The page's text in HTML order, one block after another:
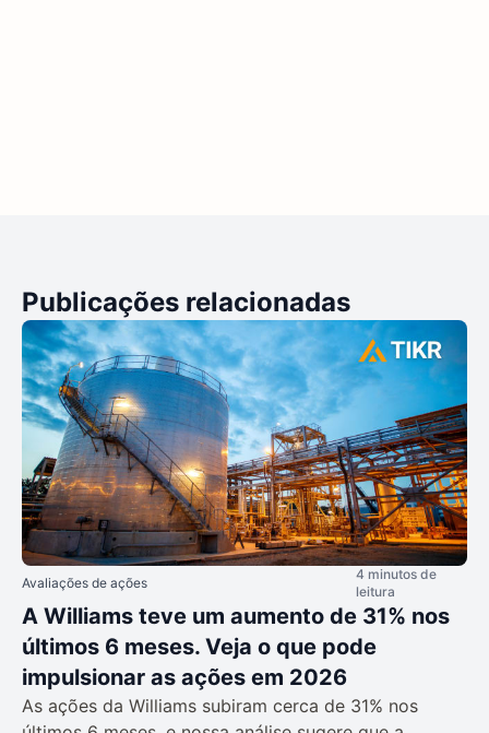
Publicações relacionadas
Avaliações de ações
4 minutos de
leitura
A Williams teve um aumento de 31% nos
últimos 6 meses. Veja o que pode
impulsionar as ações em 2026
As ações da Williams subiram cerca de 31% nos